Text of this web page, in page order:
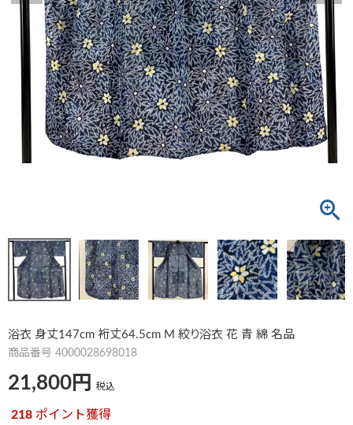
浴衣 身丈147cm 裄丈64.5cm M 絞り浴衣 花 青 綿 名品
商品番号 4000028698018
21,800 税込
218 ポイント獲得